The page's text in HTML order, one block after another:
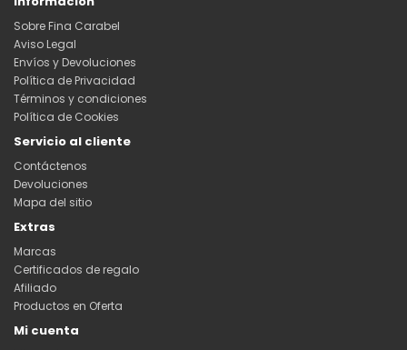
Sobre Fina Carabel
Aviso Legal
Envíos y Devoluciones
Política de Privacidad
Términos y condiciones
Política de Cookies
Servicio al cliente
Contáctenos
Devoluciones
Mapa del sitio
Extras
Marcas
Certificados de regalo
Afiliado
Productos en Oferta
Mi cuenta